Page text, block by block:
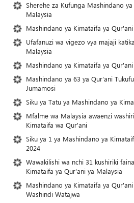
Sherehe za Kufunga Mashindano
Malaysia
Mashindano ya Kimataifa ya
Ufafanuzi wa vigezo vya majaji
Malaysia
Mashindano ya Kimataifa ya
Mashindano ya 63 ya Qur'ani
Jumamosi
Siku ya Tatu ya Mashindano ya
Mfalme wa Malaysia awaenzi
Kimataifa wa Qur'ani
Siku ya 1 ya Mashindano ya
2024
Wawakilishi wa nchi 31 kushiriki
Kimataifa ya Qur'ani ya Malaysia
Mashindano ya Kimataifa ya Qur'ani
Washindi Watajwa